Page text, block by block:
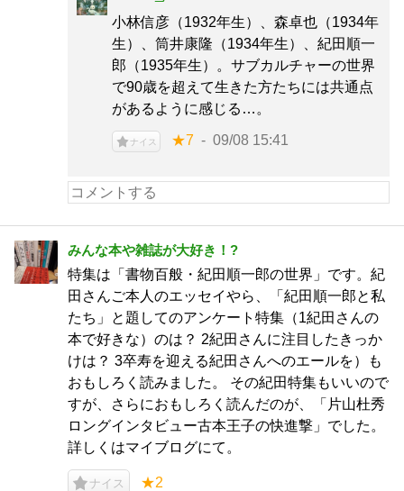
小林信彦（1932年生）、森卓也（1934年
生）、筒井康隆（1934年生）、紀田順一
郎（1935年生）。サブカルチャーの世界
で90歳を超えて生きた方たちには共通点
があるように感じる…。
ナイス ★7 09/08 15:41
みんな本や雑誌が大好き！?
特集は「書物百般・紀田順一郎の世界」です。紀
田さんご本人のエッセイやら、「紀田順一郎と私
たち」と題してのアンケート特集（1紀田さんの
本で好きな）のは？ 2紀田さんに注目したきっか
けは？ 3卒寿を迎える紀田さんへのエールを）も
おもしろく読みました。 その紀田特集もいいので
すが、さらにおもしろく読んだのが、「片山杜秀
ロングインタビュー古本王子の快進撃」でした。
詳しくはマイブログにて。
ナイス ★2